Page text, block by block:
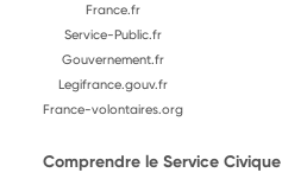
France.fr
Service-Public.fr
Gouvernement.fr
Legifrance.gouv.fr
France-volontaires.org
Comprendre le Service Civique